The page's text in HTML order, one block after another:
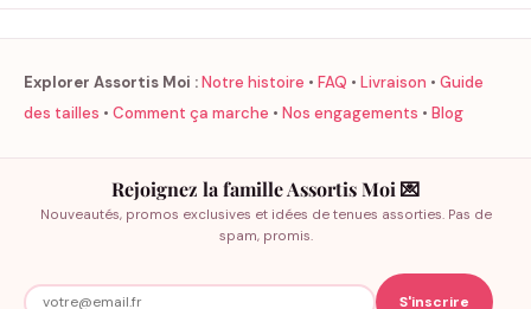
Explorer Assortis Moi :Notre histoire • FAQ • Livraison • Guide
des tailles • Comment ça marche • Nos engagements • Blog
Rejoignez la famille Assortis Moi 💌
Nouveautés, promos exclusives et idées de tenues assorties. Pas de
spam, promis.